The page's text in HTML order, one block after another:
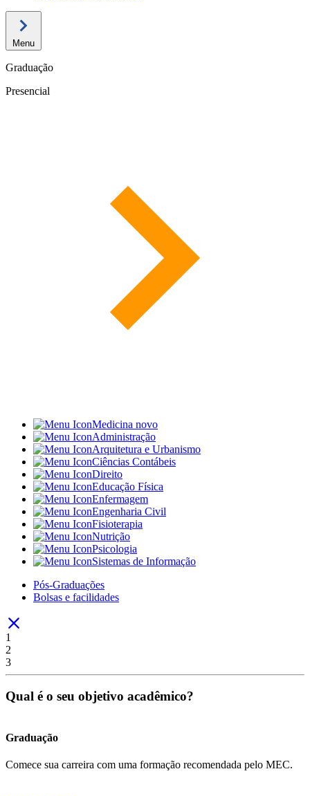
Menu
Graduação
Presencial
Medicina novo
Administração
Arquitetura e Urbanismo
Ciências Contábeis
Direito
Educação Física
Enfermagem
Engenharia Civil
Fisioterapia
Nutrição
Psicologia
Sistemas de Informação
Pós-Graduações
Bolsas e facilidades
1
2
3
Qual é o seu objetivo acadêmico?
Graduação
Comece sua carreira com uma formação recomendada pelo MEC.